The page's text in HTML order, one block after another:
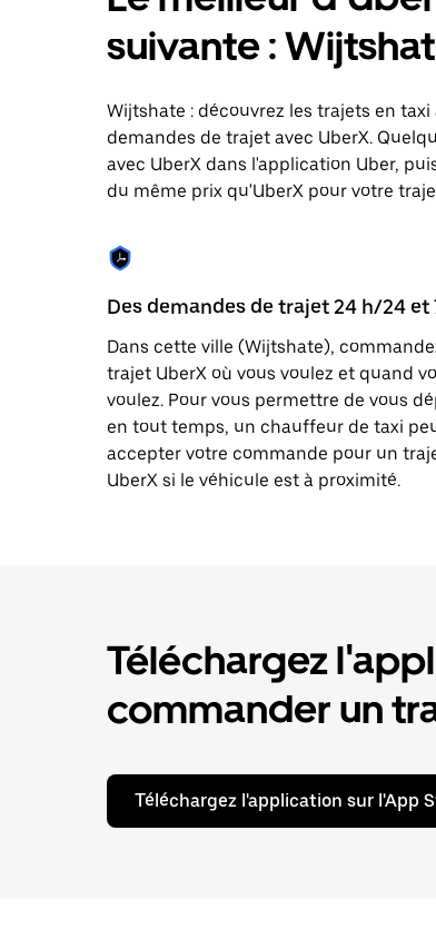
le
calendrier
et
date.
Appuyez
sur
la
touche
fermer
le
suivante :
Wijtshate : découvrez les trajets en
demandes de trajet avec UberX.
avec UberX dans l'application Uber,
du même prix qu'UberX pour votre
Des demandes de trajet 24 h/24 et
Dans cette ville (Wijtshate),
trajet UberX où vous voulez et quand
voulez. Pour vous permettre de vous
en tout temps, un chauffeur de taxi
accepter votre commande pour un
UberX si le véhicule est à proximité.
Téléchargez
commander un
Téléchargez l'application sur l'App